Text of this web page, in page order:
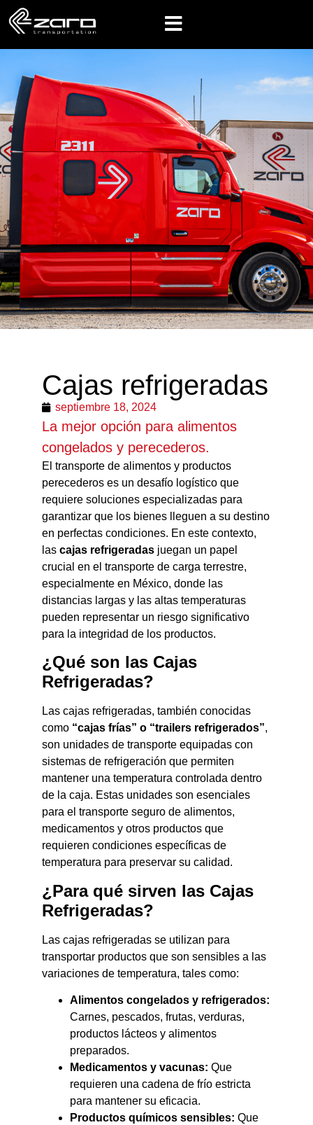
Cajas refrigeradas
septiembre 18, 2024
La mejor opción para alimentos
congelados y perecederos.
El transporte de alimentos y productos
perecederos es un desafío logístico que
requiere soluciones especializadas para
garantizar que los bienes lleguen a su destino
en perfectas condiciones. En este contexto,
las cajas refrigeradas juegan un papel
crucial en el transporte de carga terrestre,
especialmente en México, donde las
distancias largas y las altas temperaturas
pueden representar un riesgo significativo
para la integridad de los productos.
¿Qué son las Cajas
Refrigeradas?
Las cajas refrigeradas, también conocidas
como “cajas frías” o “trailers refrigerados”,
son unidades de transporte equipadas con
sistemas de refrigeración que permiten
mantener una temperatura controlada dentro
de la caja. Estas unidades son esenciales
para el transporte seguro de alimentos,
medicamentos y otros productos que
requieren condiciones específicas de
temperatura para preservar su calidad.
¿Para qué sirven las Cajas
Refrigeradas?
Las cajas refrigeradas se utilizan para
transportar productos que son sensibles a las
variaciones de temperatura, tales como:
Alimentos congelados y refrigerados:
Carnes, pescados, frutas, verduras,
productos lácteos y alimentos
preparados.
Medicamentos y vacunas: Que
requieren una cadena de frío estricta
para mantener su eficacia.
Productos químicos sensibles: Que